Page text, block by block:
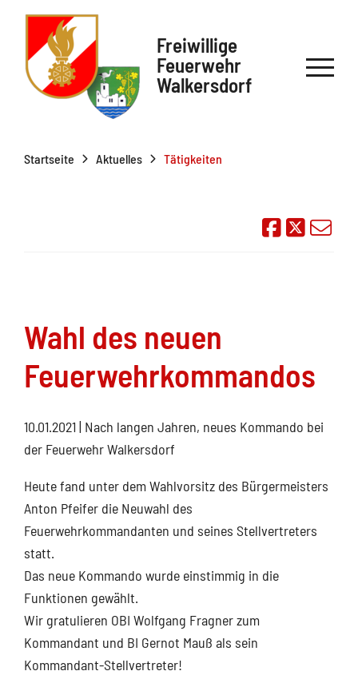
Freiwillige
Feuerwehr
Walkersdorf
Startseite Aktuelles Tätigkeiten
Auf
Wahl des neuen
Feuerwehrkommandos
10.01.2021 | Nach langen Jahren, neues Kommando bei
der Feuerwehr Walkersdorf
Heute fand unter dem Wahlvorsitz des Bürgermeisters
Anton Pfeifer die Neuwahl des
Feuerwehrkommandanten und seines Stellvertreters
statt.
Das neue Kommando wurde einstimmig in die
Funktionen gewählt.
Wir gratulieren OBI Wolfgang Fragner zum
Kommandant und BI Gernot Mauß als sein
Kommandant-Stellvertreter!